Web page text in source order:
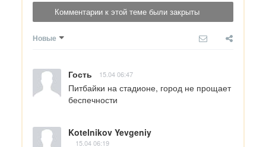
Комментарии к этой теме были закрыты
Новые
Гость 15.04 06:47
Питбайки на стадионе, город не прощает
беспечности
Kotelnikov Yevgeniy
15.04 06:19